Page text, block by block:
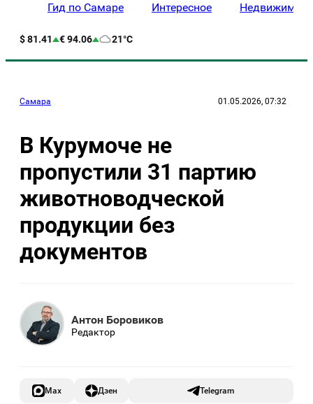
Гид по Самаре Интересное
$ 81.41 € 94.06 21°C
Самара 01.05.2026, 07:32
В Курумоче не
пропустили 31 партию
животноводческой
продукции без
документов
Антон Боровиков
Редактор
Max Дзен Telegram